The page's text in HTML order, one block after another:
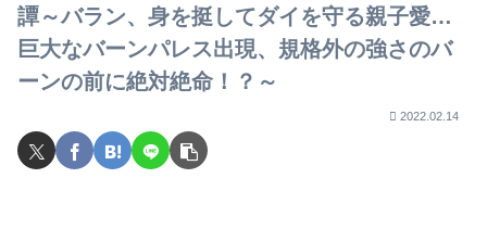
譚～バラン、身を挺してダイを守る親子愛…
巨大なバーンパレス出現、規格外の強さのバ
ーンの前に絶対絶命！？～
2022.02.14